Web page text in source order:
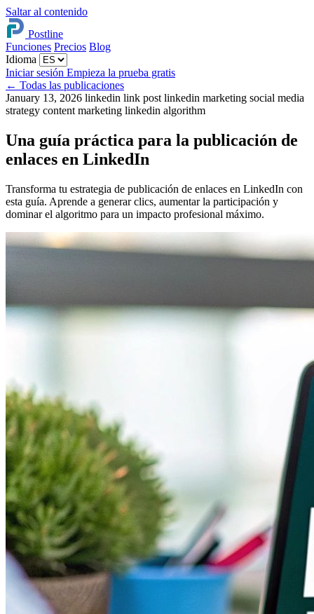
Saltar al contenido
Postline
Funciones Precios Blog
Idioma
Iniciar sesión Empieza la prueba gratis
← Todas las publicaciones
January 13, 2026 linkedin link post linkedin marketing social media
strategy content marketing linkedin algorithm
Una guía práctica para la publicación de
enlaces en LinkedIn
Transforma tu estrategia de publicación de enlaces en LinkedIn con
esta guía. Aprende a generar clics, aumentar la participación y
dominar el algoritmo para un impacto profesional máximo.